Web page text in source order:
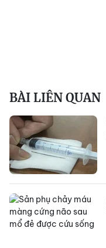
BÀI LIÊN QUAN